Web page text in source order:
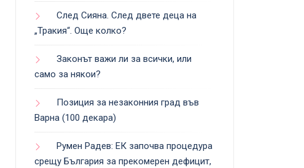
След Сияна. След двете деца на
„Тракия“. Още колко?
Законът важи ли за всички, или
само за някои?
Позиция за незаконния град във
Варна (100 декара)
Румен Радев: ЕК започва процедура
срещу България за прекомерен дефицит,